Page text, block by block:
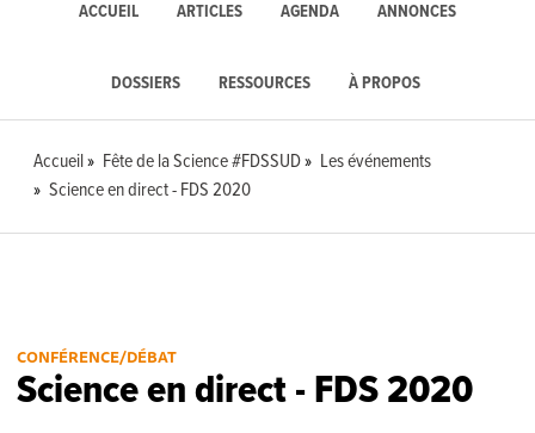
ACCUEIL ARTICLES AGENDA ANNONCES
DOSSIERS RESSOURCES À PROPOS
Accueil Fête de la Science #FDSSUD
Les événements
Science en direct - FDS 2020
CONFÉRENCE/DÉBAT
Science en direct - FDS 2020